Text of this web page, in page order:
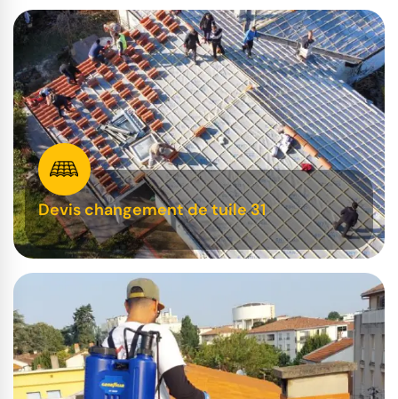
Devis changement de tuile 31